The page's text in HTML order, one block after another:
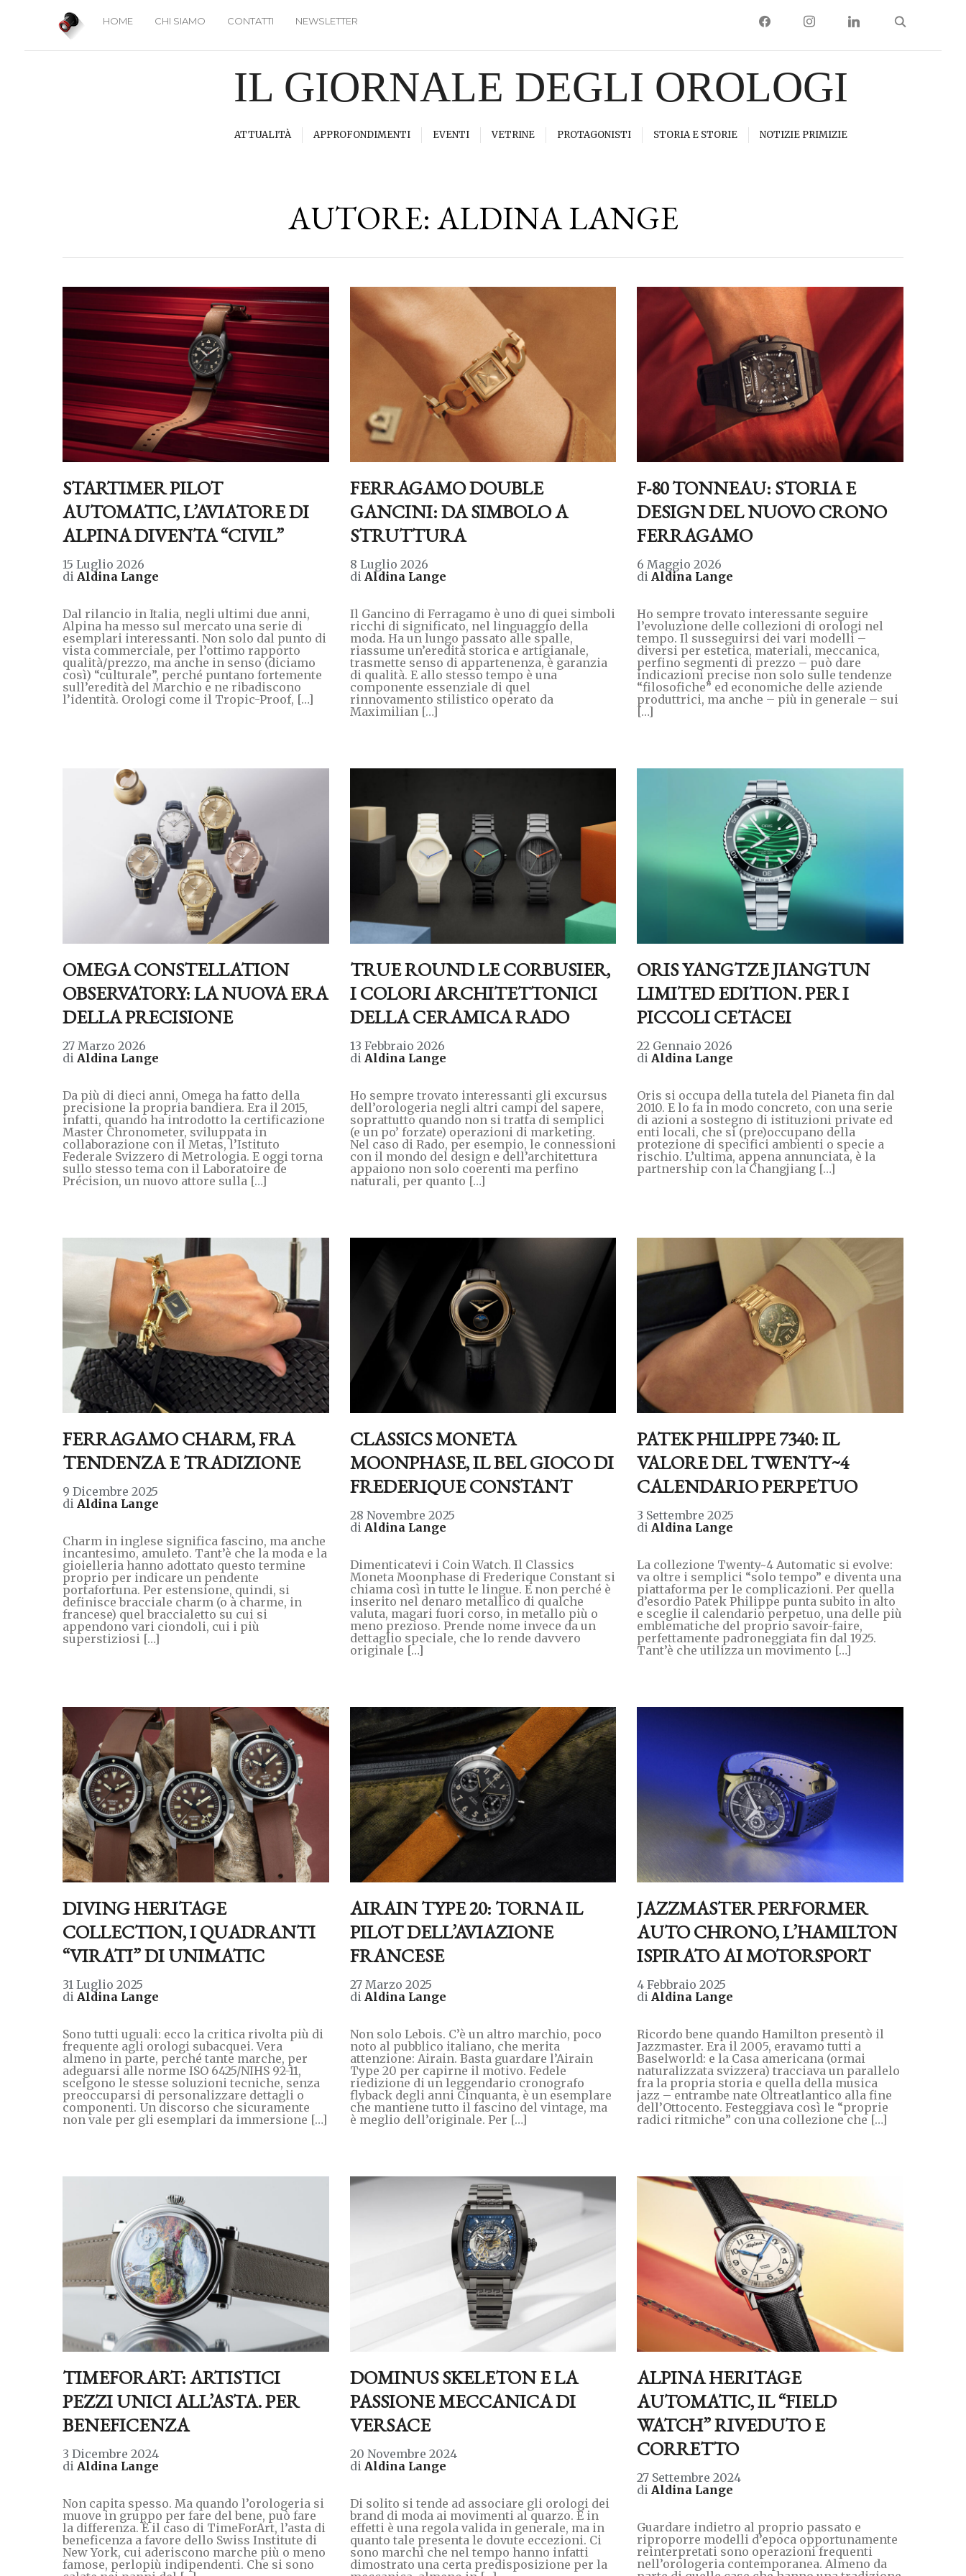
HOME CHI SIAMO CONTATTI NEWSLETTER FACEBOOKINSTAGRAMLINKEDIN
IL GIORNALE DEGLI OROLOGI
ATTUALITÀ APPROFONDIMENTI EVENTI VETRINE PROTAGONISTI STORIA E STORIE NOTIZIE PRIMIZIE
AUTORE: ALDINA LANGE
STARTIMER PILOT
AUTOMATIC, L’AVIATORE DI
ALPINA DIVENTA “CIVIL”
15 Luglio 2026
di Aldina Lange
Dal rilancio in Italia, negli ultimi due anni,
Alpina ha messo sul mercato una serie di
esemplari interessanti. Non solo dal punto di
vista commerciale, per l’ottimo rapporto
qualità/prezzo, ma anche in senso (diciamo
così) “culturale”, perché puntano fortemente
sull’eredità del Marchio e ne ribadiscono
l’identità. Orologi come il Tropic-Proof, […]
FERRAGAMO DOUBLE
GANCINI: DA SIMBOLO A
STRUTTURA
8 Luglio 2026
di Aldina Lange
Il Gancino di Ferragamo è uno di quei simboli
ricchi di significato, nel linguaggio della
moda. Ha un lungo passato alle spalle,
riassume un’eredità storica e artigianale,
trasmette senso di appartenenza, è garanzia
di qualità. E allo stesso tempo è una
componente essenziale di quel
rinnovamento stilistico operato da
Maximilian […]
F-80 TONNEAU: STORIA E
DESIGN DEL NUOVO CRONO
FERRAGAMO
6 Maggio 2026
di Aldina Lange
Ho sempre trovato interessante seguire
l’evoluzione delle collezioni di orologi nel
tempo. Il susseguirsi dei vari modelli –
diversi per estetica, materiali, meccanica,
perfino segmenti di prezzo – può dare
indicazioni precise non solo sulle tendenze
“filosofiche” ed economiche delle aziende
produttrici, ma anche – più in generale – sui
[…]
OMEGA CONSTELLATION
OBSERVATORY: LA NUOVA ERA
DELLA PRECISIONE
27 Marzo 2026
di Aldina Lange
Da più di dieci anni, Omega ha fatto della
precisione la propria bandiera. Era il 2015,
infatti, quando ha introdotto la certificazione
Master Chronometer, sviluppata in
collaborazione con il Metas, l’Istituto
Federale Svizzero di Metrologia. E oggi torna
sullo stesso tema con il Laboratoire de
Précision, un nuovo attore sulla […]
TRUE ROUND LE CORBUSIER,
I COLORI ARCHITETTONICI
DELLA CERAMICA RADO
13 Febbraio 2026
di Aldina Lange
Ho sempre trovato interessanti gli excursus
dell’orologeria negli altri campi del sapere,
soprattutto quando non si tratta di semplici
(e un po’ forzate) operazioni di marketing.
Nel caso di Rado, per esempio, le connessioni
con il mondo del design e dell’architettura
appaiono non solo coerenti ma perfino
naturali, per quanto […]
ORIS YANGTZE JIANGTUN
LIMITED EDITION. PER I
PICCOLI CETACEI
22 Gennaio 2026
di Aldina Lange
Oris si occupa della tutela del Pianeta fin dal
2010. E lo fa in modo concreto, con una serie
di azioni a sostegno di istituzioni private ed
enti locali, che si (pre)occupano della
protezione di specifici ambienti o specie a
rischio. L’ultima, appena annunciata, è la
partnership con la Changjiang […]
FERRAGAMO CHARM, FRA
TENDENZA E TRADIZIONE
9 Dicembre 2025
di Aldina Lange
Charm in inglese significa fascino, ma anche
incantesimo, amuleto. Tant’è che la moda e la
gioielleria hanno adottato questo termine
proprio per indicare un pendente
portafortuna. Per estensione, quindi, si
definisce bracciale charm (o à charme, in
francese) quel braccialetto su cui si
appendono vari ciondoli, cui i più
superstiziosi […]
CLASSICS MONETA
MOONPHASE, IL BEL GIOCO DI
FREDERIQUE CONSTANT
28 Novembre 2025
di Aldina Lange
Dimenticatevi i Coin Watch. Il Classics
Moneta Moonphase di Frederique Constant si
chiama così in tutte le lingue. E non perché è
inserito nel denaro metallico di qualche
valuta, magari fuori corso, in metallo più o
meno prezioso. Prende nome invece da un
dettaglio speciale, che lo rende davvero
originale […]
PATEK PHILIPPE 7340: IL
VALORE DEL TWENTY~4
CALENDARIO PERPETUO
3 Settembre 2025
di Aldina Lange
La collezione Twenty~4 Automatic si evolve:
va oltre i semplici “solo tempo” e diventa una
piattaforma per le complicazioni. Per quella
d’esordio Patek Philippe punta subito in alto
e sceglie il calendario perpetuo, una delle più
emblematiche del proprio savoir-faire,
perfettamente padroneggiata fin dal 1925.
Tant’è che utilizza un movimento […]
DIVING HERITAGE
COLLECTION, I QUADRANTI
“VIRATI” DI UNIMATIC
31 Luglio 2025
di Aldina Lange
Sono tutti uguali: ecco la critica rivolta più di
frequente agli orologi subacquei. Vera
almeno in parte, perché tante marche, per
adeguarsi alle norme ISO 6425/NIHS 92-11,
scelgono le stesse soluzioni tecniche, senza
preoccuparsi di personalizzare dettagli o
componenti. Un discorso che sicuramente
non vale per gli esemplari da immersione […]
AIRAIN TYPE 20: TORNA IL
PILOT DELL’AVIAZIONE
FRANCESE
27 Marzo 2025
di Aldina Lange
Non solo Lebois. C’è un altro marchio, poco
noto al pubblico italiano, che merita
attenzione: Airain. Basta guardare l’Airain
Type 20 per capirne il motivo. Fedele
riedizione di un leggendario cronografo
flyback degli anni Cinquanta, è un esemplare
che mantiene tutto il fascino del vintage, ma
è meglio dell’originale. Per […]
JAZZMASTER PERFORMER
AUTO CHRONO, L’HAMILTON
ISPIRATO AI MOTORSPORT
4 Febbraio 2025
di Aldina Lange
Ricordo bene quando Hamilton presentò il
Jazzmaster. Era il 2005, eravamo tutti a
Baselworld: e la Casa americana (ormai
naturalizzata svizzera) tracciava un parallelo
fra la propria storia e quella della musica
jazz – entrambe nate Oltreatlantico alla fine
dell’Ottocento. Festeggiava così le “proprie
radici ritmiche” con una collezione che […]
TIMEFORART: ARTISTICI
PEZZI UNICI ALL’ASTA. PER
BENEFICENZA
3 Dicembre 2024
di Aldina Lange
Non capita spesso. Ma quando l’orologeria si
muove in gruppo per fare del bene, può fare
la differenza. È il caso di TimeForArt, l’asta di
beneficenza a favore dello Swiss Institute di
New York, cui aderiscono marche più o meno
famose, perlopiù indipendenti. Che si sono
DOMINUS SKELETON E LA
PASSIONE MECCANICA DI
VERSACE
20 Novembre 2024
di Aldina Lange
Di solito si tende ad associare gli orologi dei
brand di moda ai movimenti al quarzo. E in
effetti è una regola valida in generale, ma in
quanto tale presenta le dovute eccezioni. Ci
sono marchi che nel tempo hanno infatti
dimostrato una certa predisposizione per la
ALPINA HERITAGE
AUTOMATIC, IL “FIELD
WATCH” RIVEDUTO E
CORRETTO
27 Settembre 2024
di Aldina Lange
Guardare indietro al proprio passato e
riproporre modelli d’epoca opportunamente
reinterpretati sono operazioni frequenti
nell’orologeria contemporanea. Almeno da